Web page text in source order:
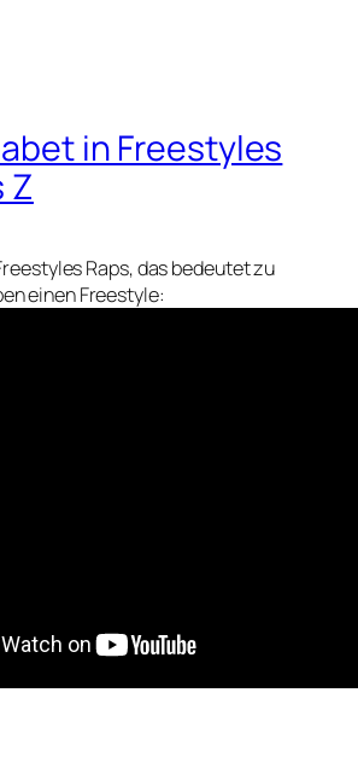
in Freestyles
Z
Raps, das bedeutet zu
einen Freestyle: